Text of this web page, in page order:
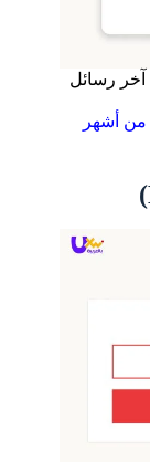
آخر رسائل
من أشهر